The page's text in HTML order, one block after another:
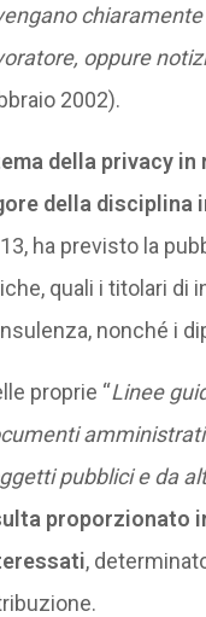
oppure
2002).
della privacy
della disciplina
ha previsto la
quali i titolari di
nonché i
proprie “Linee
pubblici e da
proporzionato
,